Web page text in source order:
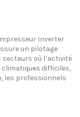
Inverter
un pilotage
où l’activité
difficiles,
les professionnels